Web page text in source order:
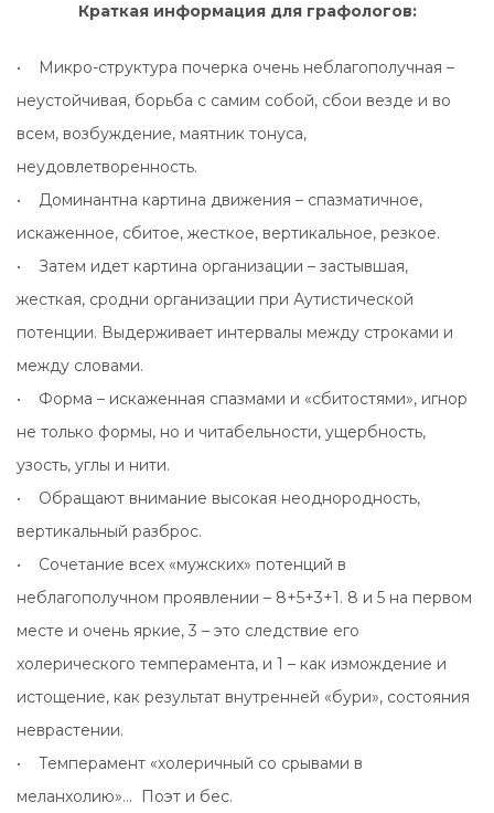
Краткая информация для графологов:
• Микро-структура почерка очень неблагополучная –
неустойчивая, борьба с самим собой, сбои везде и во
всем, возбуждение, маятник тонуса,
неудовлетворенность.
• Доминантна картина движения – спазматичное,
искаженное, сбитое, жесткое, вертикальное, резкое.
• Затем идет картина организации – застывшая,
жесткая, сродни организации при Аутистической
потенции. Выдерживает интервалы между строками и
между словами.
• Форма – искаженная спазмами и «сбитостями», игнор
не только формы, но и читабельности, ущербность,
узость, углы и нити.
• Обращают внимание высокая неоднородность,
вертикальный разброс.
• Сочетание всех «мужских» потенций в
неблагополучном проявлении – 8+5+3+1. 8 и 5 на первом
месте и очень яркие, 3 – это следствие его
холерического темперамента, и 1 – как измождение и
истощение, как результат внутренней «бури», состояния
неврастении.
• Темперамент «холеричный со срывами в
меланхолию»… Поэт и бес.